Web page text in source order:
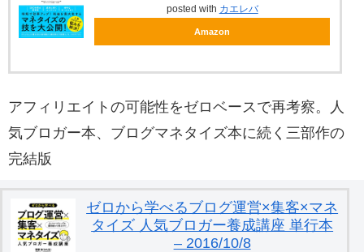
posted with カエレバ
Amazon
アフィリエイトの可能性をゼロベースで再考察。人
気ブロガー本、ブログマネタイズ本に続く三部作の
完結版
ゼロから学べるブログ運営×集客×マネ
タイズ 人気ブロガー養成講座 単行本
– 2016/10/8